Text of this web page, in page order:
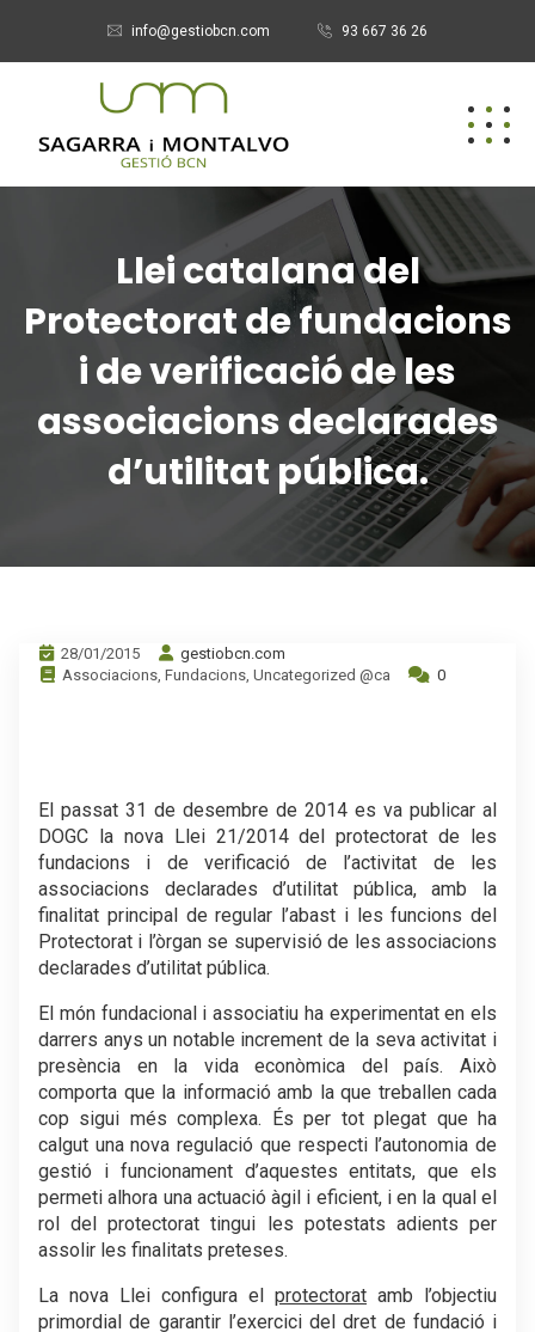
info@gestiobcn.com 93 667 36 26
Llei catalana del
Protectorat de fundacions
i de verificació de les
associacions declarades
d’utilitat pública.
28/01/2015
gestiobcn.com
Associacions, Fundacions, Uncategorized @ca 0
El passat 31 de desembre de 2014 es va publicar al
DOGC la nova Llei 21/2014 del protectorat de les
fundacions i de verificació de l’activitat de les
associacions declarades d’utilitat pública, amb la
finalitat principal de regular l’abast i les funcions del
Protectorat i l’òrgan se supervisió de les associacions
declarades d’utilitat pública.
El món fundacional i associatiu ha experimentat en els
darrers anys un notable increment de la seva activitat i
presència en la vida econòmica del país. Això
comporta que la informació amb la que treballen cada
cop sigui més complexa. És per tot plegat que ha
calgut una nova regulació que respecti l’autonomia de
gestió i funcionament d’aquestes entitats, que els
permeti alhora una actuació àgil i eficient, i en la qual el
rol del protectorat tingui les potestats adients per
assolir les finalitats preteses.
La nova Llei configura el protectorat amb l’objectiu
primordial de garantir l’exercici del dret de fundació i